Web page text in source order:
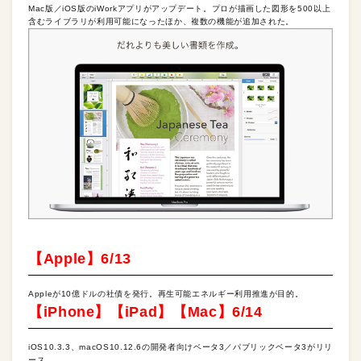
Mac版／iOS版のiWorkアプリがアップデート。プロが描画した図形を500以上
含むライブラリが利用可能になったほか、複数の機能が追加された。
【Apple】6/13
Appleが10億ドルの社債を発行。再生可能エネルギー利用推進が目的。
【iPhone】【iPad】【Mac】6/14
iOS10.3.3、macOS10.12.6の開発者向けベータ3／パブリックベータ3がリリ